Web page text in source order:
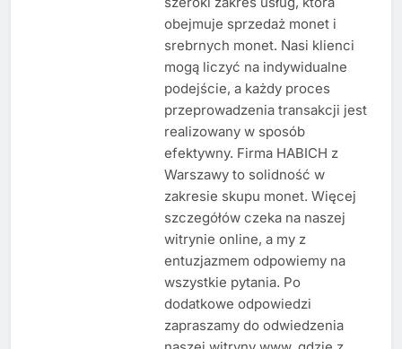
obejmuje sprzedaż monet i
srebrnych monet. Nasi klienci
mogą liczyć na indywidualne
podejście, a każdy proces
przeprowadzenia transakcji jest
realizowany w sposób
efektywny. Firma HABICH z
Warszawy to solidność w
zakresie skupu monet. Więcej
szczegółów czeka na naszej
witrynie online, a my z
entuzjazmem odpowiemy na
wszystkie pytania. Po
dodatkowe odpowiedzi
zapraszamy do odwiedzenia